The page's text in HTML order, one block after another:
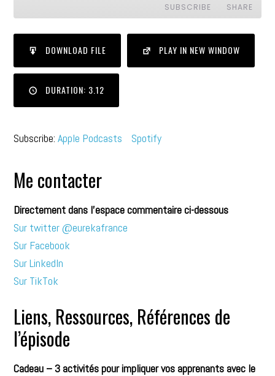
SUBSCRIBE SHARE
RSS FEED
SHARE
LINK
EMBED
DOWNLOAD FILE PLAY IN NEW WINDOW
DURATION: 3.12
Subscribe:Apple Podcasts Spotify
Me contacter
Directement dans l’espace commentaire ci-dessous
Sur twitter @eurekafrance
Sur Facebook
Sur LinkedIn
Sur TikTok
Liens, Ressources, Références de
l’épisode
Cadeau – 3 activités pour impliquer vos apprenants avec le